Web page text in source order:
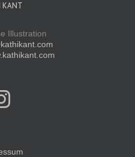
KANT
Illustration